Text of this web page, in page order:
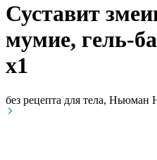
Суставит
мумие, гель-
x1
без рецепта для тела, Ньюман